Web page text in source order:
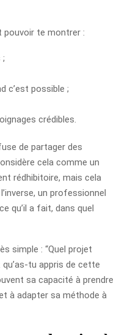
pouvoir te montrer :
;
c’est possible ;
crédibles.
de partager des
cela comme un
rédhibitoire, mais cela
un professionnel
qu’il a fait, dans quel
simple : “Quel projet
tu appris de cette
sa capacité à prendre
à adapter sa méthode à